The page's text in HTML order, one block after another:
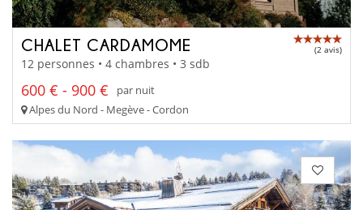
CHALET CARDAMOME (2 avis)
12 personnes • 4 chambres • 3 sdb
600 € - 900 €
par nuit
Alpes du Nord - Megève - Cordon